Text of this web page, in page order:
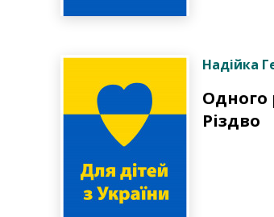
Надійка
Одного
Різдво